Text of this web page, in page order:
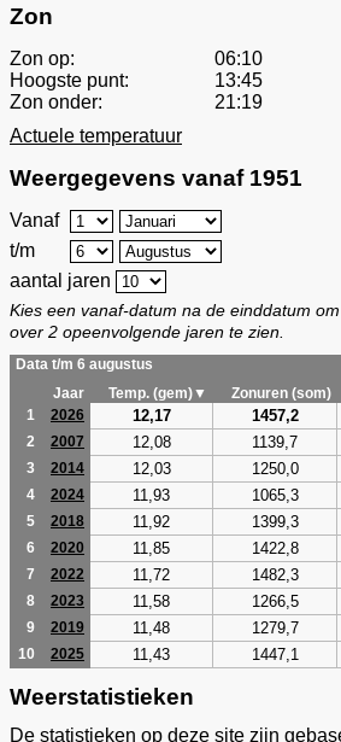
Zon
Zon op:
06:10
Hoogste punt:
13:45
Zon onder:
21:19
Actuele temperatuur
Weergegevens vanaf 1951
Vanaf
t/m
aantal jaren
Kies een vanaf-datum na de einddatum
over 2 opeenvolgende jaren te zien.
Data t/m 6 augustus
Jaar
Temp. (gem)▼ Zonuren (som)
1
2026 12,17 1457,2
2 2007 12,08 1139,7
3 2014 12,03 1250,0
4 2024 11,93 1065,3
5 2018 11,92 1399,3
6 2020 11,85 1422,8
7 2022 11,72 1482,3
8 2023 11,58 1266,5
9 2019 11,48 1279,7
10 2025 11,43 1447,1
Weerstatistieken
De statistieken op deze site zijn